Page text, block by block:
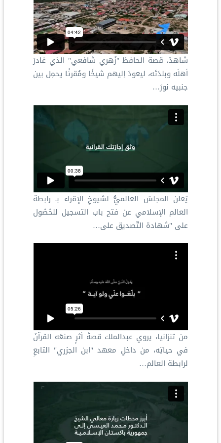
شاهدْ، قصة الحافظ "زُهري شافعي" الذي غادرَ
أهلَه وبلدَتَه، ليعودَ إليهم شيخًا ومُقرئًا يحمِل بين
جنبيه نورَ…
يُعلن المجلسُ العالميُّ لشيوخِ الإقراء بـ رابطة
العالم الإسلامي عن فتح باب التسجيل للحُصُول
على "شهادة التّصديق على…
من تنزانيا، يروي عبدالملك قصةَ أثرٍ صنعَه القرآنُ
في حياتِه، من داخلِ معهد "ابن الجزري" التابعِ
لرابطة العالم…